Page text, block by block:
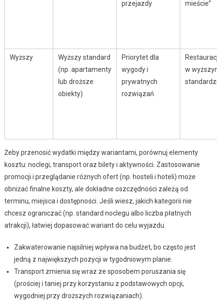
przejazdy mieście”
Wyższy
Wyższy standard
(np. apartamenty
lub droższe
obiekty)
Priorytet dla
wygody i
prywatnych
rozwiązań
w
Żeby przenosić wydatki między wariantami, porównuj elementy
kosztu: noclegi, transport oraz bilety i aktywności. Zastosowanie
promocji i przeglądanie różnych ofert (np. hosteli i hoteli) może
obniżać finalne koszty, ale dokładne oszczędności zależą od
terminu, miejsca i dostępności. Jeśli wiesz, jakich kategorii nie
chcesz ograniczać (np. standard noclegu albo liczba płatnych
atrakcji), łatwiej dopasować wariant do celu wyjazdu.
Zakwaterowanie najsilniej wpływa na budżet, bo często jest
jedną z największych pozycji w tygodniowym planie.
Transport zmienia się wraz ze sposobem poruszania się
(prościej i taniej przy korzystaniu z podstawowych opcji,
wygodniej przy droższych rozwiązaniach).